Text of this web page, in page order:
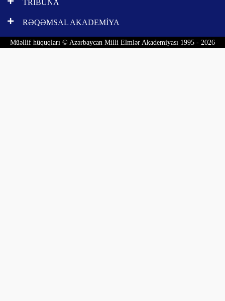
TRİBUNA
RƏQƏMSAL AKADEMİYA
Müəllif hüquqları © Azərbaycan Milli Elmlər Akademiyası 1995 - 2026